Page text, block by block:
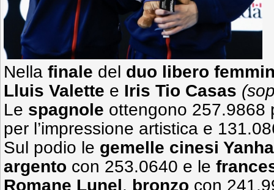
Nella finale del duo libero
Lluis Valette e Iris Tio Casas
Le spagnole ottengono 257.9868
per l’impressione artistica e
Sul podio le gemelle cinesi
argento con 253.0640 e le
Romane Lunel, bronzo con